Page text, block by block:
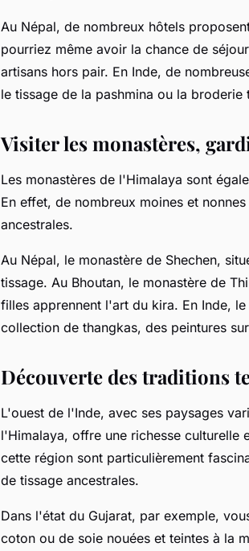
Au Népal, de nombreux hôtels
pourriez même avoir la chance de
artisans hors pair. En Inde, de
le tissage de la pashmina ou la broderie
Visiter les monastères,
Les monastères de l'Himalaya sont
En effet, de nombreux moines et
ancestrales.
Au Népal, le monastère de Shechen,
tissage. Au Bhoutan, le monastère de
filles apprennent l'art du kira. En Inde,
collection de thangkas, des peintures
Découverte des traditions
L'ouest de l'Inde, avec ses paysages
l'Himalaya, offre une richesse culturelle
cette région sont particulièrement
de tissage ancestrales.
Dans l'état du Gujarat, par exemple,
coton ou de soie nouées et teintes à la